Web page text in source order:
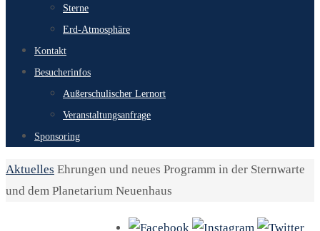
Sterne
Erd-Atmosphäre
Kontakt
Besucherinfos
Außerschulischer Lernort
Veranstaltungsanfrage
Sponsoring
Start
Aktuelles Ehrungen und neues Programm in der Sternwarte
und dem Planetarium Neuenhaus